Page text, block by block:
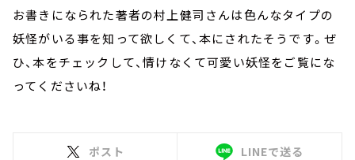
お書きになられた著者の村上健司さんは色んなタイプの
妖怪がいる事を知って欲しくて、本にされたそうです。ぜ
ひ、本をチェックして、情けなくて可愛い妖怪をご覧にな
ってくださいね！
ポスト LINEで送る